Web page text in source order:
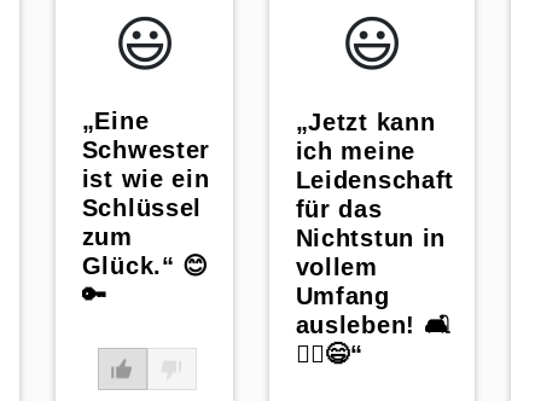
😃️
„Eine
Schwester
ist wie ein
Schlüssel
zum
Glück.“ 😊
🔑
😃️
„Jetzt kann
ich meine
Leidenschaft
für das
Nichtstun in
vollem
Umfang
ausleben! 🛋️
🤷‍♂️😄“